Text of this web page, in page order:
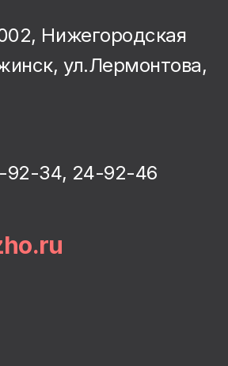
Нижегородская
ул.Лермонтова,
92-34, 24-92-46